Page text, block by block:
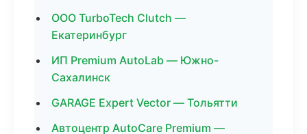
ООО TurboTech Clutch —
Екатеринбург
ИП Premium AutoLab — Южно-
Сахалинск
GARAGE Expert Vector — Тольятти
Автоцентр AutoCare Premium —